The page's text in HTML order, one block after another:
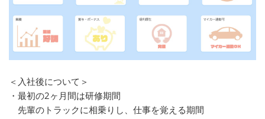
＜入社後について＞
・最初の2ヶ月間は研修期間
先輩のトラックに相乗りし、仕事を覚える期間